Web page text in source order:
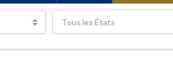
Tous les États